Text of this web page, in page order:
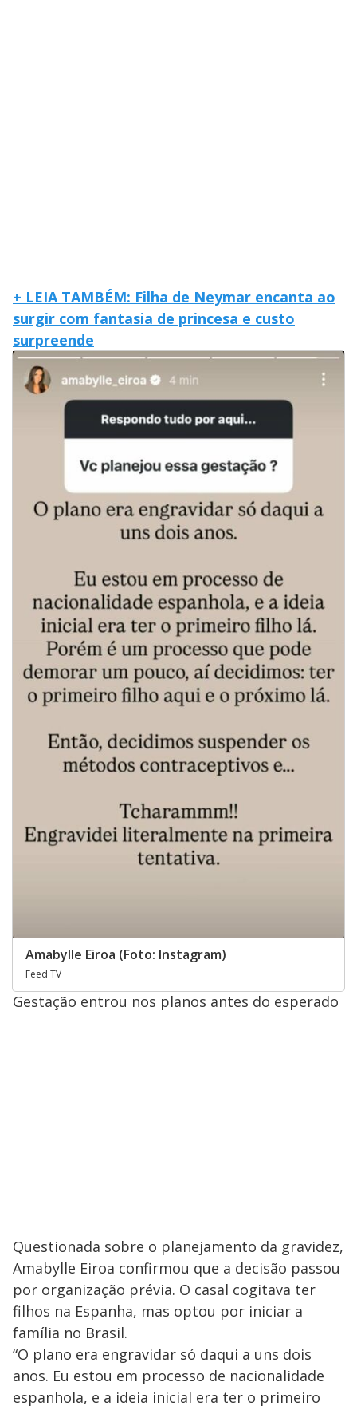
+ LEIA TAMBÉM: Filha de Neymar encanta ao
surgir com fantasia de princesa e custo
surpreende
Amabylle Eiroa (Foto: Instagram)
Feed TV
Gestação entrou nos planos antes do esperado
Questionada sobre o planejamento da gravidez,
Amabylle Eiroa confirmou que a decisão passou
por organização prévia. O casal cogitava ter
filhos na Espanha, mas optou por iniciar a
família no Brasil.
“O plano era engravidar só daqui a uns dois
anos. Eu estou em processo de nacionalidade
espanhola, e a ideia inicial era ter o primeiro